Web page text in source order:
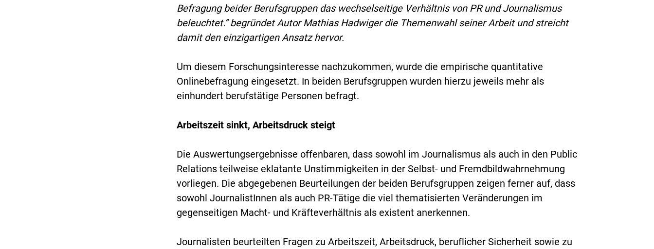
Befragung beider Berufsgruppen das wechselseitige Verhältnis von PR und Journalismus
beleuchtet.” begründet Autor Mathias Hadwiger die Themenwahl seiner Arbeit und streicht
damit den einzigartigen Ansatz hervor.
Um diesem Forschungsinteresse nachzukommen, wurde die empirische quantitative
Onlinebefragung eingesetzt. In beiden Berufsgruppen wurden hierzu jeweils mehr als
einhundert berufstätige Personen befragt.
Arbeitszeit sinkt, Arbeitsdruck steigt
Die Auswertungsergebnisse offenbaren, dass sowohl im Journalismus als auch in den Public
Relations teilweise eklatante Unstimmigkeiten in der Selbst- und Fremdbildwahrnehmung
vorliegen. Die abgegebenen Beurteilungen der beiden Berufsgruppen zeigen ferner auf, dass
sowohl JournalistInnen als auch PR-Tätige die viel thematisierten Veränderungen im
gegenseitigen Macht- und Kräfteverhältnis als existent anerkennen.
Journalisten beurteilten Fragen zu Arbeitszeit, Arbeitsdruck, beruflicher Sicherheit sowie zu